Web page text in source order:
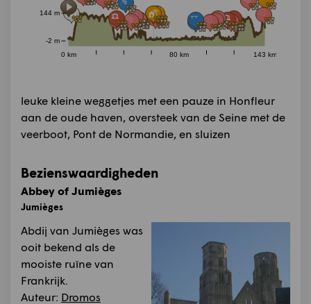
0 km 80 km 143 km
-2 m
144 m
leuke kleine weggetjes met een pauze in Honfleur
aan de oude haven, oversteek van de Seine met de
veerboot, Pont de Normandie, en sluizen
Bezienswaardigheden
Abbey of Jumièges
Jumièges
Abdij van Jumièges was
ooit bekend als de
mooiste ruïne van
Frankrijk.
Auteur: Dromos